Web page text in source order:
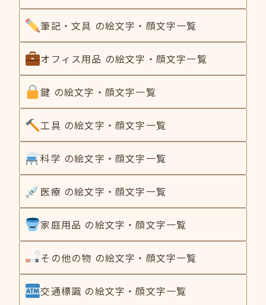
筆記・文具 の絵文字・顔文字一覧
オフィス用品 の絵文字・顔文字一覧
鍵 の絵文字・顔文字一覧
工具 の絵文字・顔文字一覧
科学 の絵文字・顔文字一覧
医療 の絵文字・顔文字一覧
家庭用品 の絵文字・顔文字一覧
その他の物 の絵文字・顔文字一覧
交通標識 の絵文字・顔文字一覧